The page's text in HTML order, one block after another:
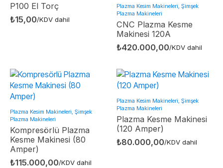
P100 El Torç
₺15,00/KDV dahil
Plazma Kesim Makineleri, Şimşek
Plazma Makineleri
CNC Plazma Kesme
Makinesi 120A
₺420.000,00/KDV dahil
Plazma Kesim Makineleri, Şimşek
Plazma Makineleri
Kompresörlü Plazma
Kesme Makinesi (80
Amper)
₺115.000,00/KDV dahil
Plazma Kesim Makineleri, Şimşek
Plazma Makineleri
Plazma Kesme Makinesi
(120 Amper)
₺80.000,00/KDV dahil